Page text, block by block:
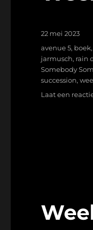
Geplaatst
22 mei 2023
Tags
avenue 5, boek
jarmusch, rain
Somebody
succession,
Laat een